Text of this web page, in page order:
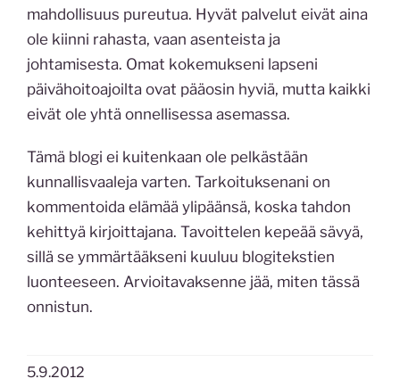
mahdollisuus pureutua. Hyvät palvelut eivät aina
ole kiinni rahasta, vaan asenteista ja
johtamisesta. Omat kokemukseni lapseni
päivähoitoajoilta ovat pääosin hyviä, mutta kaikki
eivät ole yhtä onnellisessa asemassa.
Tämä blogi ei kuitenkaan ole pelkästään
kunnallisvaaleja varten. Tarkoituksenani on
kommentoida elämää ylipäänsä, koska tahdon
kehittyä kirjoittajana. Tavoittelen kepeää sävyä,
sillä se ymmärtääkseni kuuluu blogitekstien
luonteeseen. Arvioitavaksenne jää, miten tässä
onnistun.
5.9.2012